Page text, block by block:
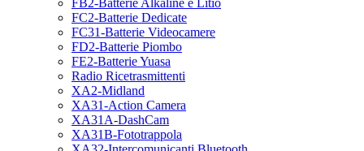
FB2-Batterie Alkaline e Litio
FC2-Batterie Dedicate
FC31-Batterie Videocamere
FD2-Batterie Piombo
FE2-Batterie Yuasa
Radio Ricetrasmittenti
XA2-Midland
XA31-Action Camera
XA31A-DashCam
XA31B-Fototrappola